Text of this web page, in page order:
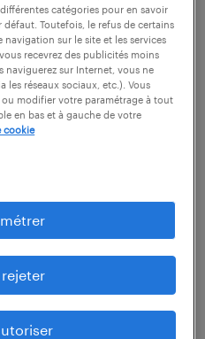
:
et dans un
complet :
et démontage
et de
catégories pour en savoir
Toutefois, le refus de certains
sur le site et les services
recevrez des publicités moins
naviguerez sur Internet, vous ne
les réseaux sociaux, etc.). Vous
modifier votre paramétrage à tout
en bas et à gauche de votre
cookie